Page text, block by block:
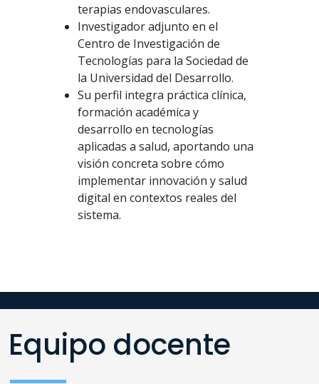
terapias endovasculares.
Investigador adjunto en el
Centro de Investigación de
Tecnologías para la Sociedad de
la Universidad del Desarrollo.
Su perfil integra práctica clínica,
formación académica y
desarrollo en tecnologías
aplicadas a salud, aportando una
visión concreta sobre cómo
implementar innovación y salud
digital en contextos reales del
sistema.
Equipo docente